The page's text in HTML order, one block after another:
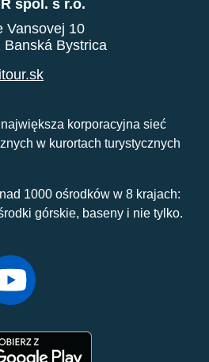
spol. s r.o.
Vansovej 10
Banská Bystrica
korporacyjna sieć
w kurortach turystycznych
1000 ośrodków w 8 krajach:
górskie, baseny i nie tylko.